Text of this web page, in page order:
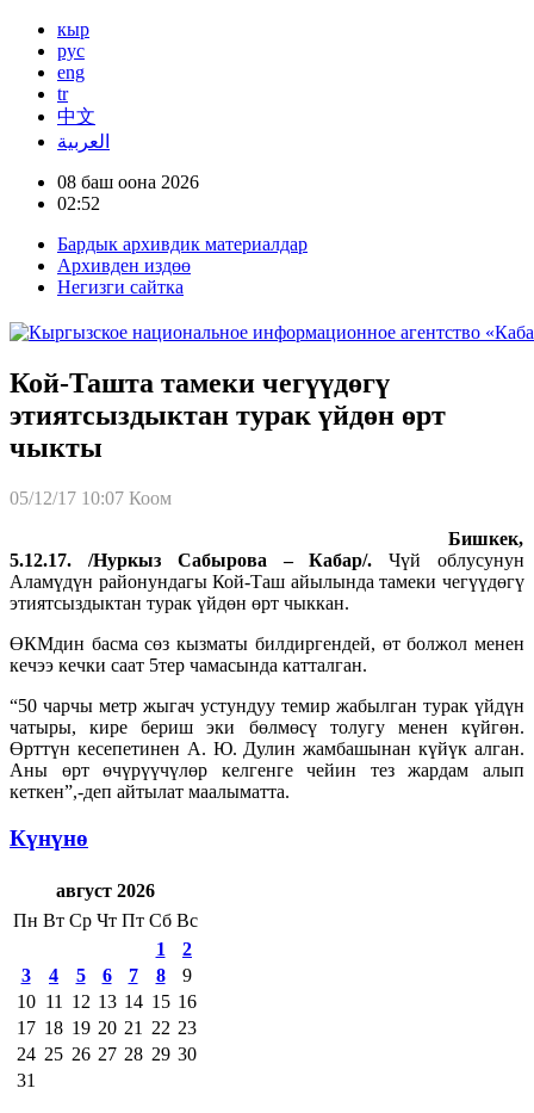
кыр
рус
eng
tr
中文
العربية
08 баш оона 2026
02:52
Бардык архивдик материалдар
Архивден издөө
Негизги сайтка
Кой-Ташта тамеки чегүүдөгү
этиятсыздыктан турак үйдөн өрт
чыкты
05/12/17 10:07 Коом
Бишкек,
5.12.17. /Нуркыз Сабырова – Кабар/. Чүй облусунун
Аламүдүн районундагы Кой-Таш айылында тамеки чегүүдөгү
этиятсыздыктан турак үйдөн өрт чыккан.
ӨКМдин басма сөз кызматы билдиргендей, өт болжол менен
кечээ кечки саат 5тер чамасында катталган.
“50 чарчы метр жыгач устундуу темир жабылган турак үйдүн
чатыры, кире бериш эки бөлмөсү толугу менен күйгөн.
Өрттүн кесепетинен А. Ю. Дулин жамбашынан күйүк алган.
Аны өрт өчүрүүчүлөр келгенге чейин тез жардам алып
кеткен”,-деп айтылат маалыматта.
Күнүнө
август 2026
Пн Вт Ср Чт Пт Сб Вс
1
2
3
4 5 6 7 8
9
10 11 12 13 14 15 16
17 18 19 20 21 22 23
24 25 26 27 28 29 30
31